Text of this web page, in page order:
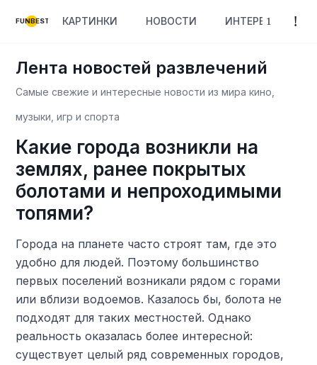
FUNBEST КАРТИНКИ НОВОСТИ ИНТЕРЕСНОЕ
Лента новостей развлечений
Самые свежие и интересные новости из мира кино,
музыки, игр и спорта
Какие города возникли на
землях, ранее покрытых
болотами и непроходимыми
топями?
Города на планете часто строят там, где это
удобно для людей. Поэтому большинство
первых поселений возникали рядом с горами
или вблизи водоемов. Казалось бы, болота не
подходят для таких местностей. Однако
реальность оказалась более интересной:
существует целый ряд современных городов,